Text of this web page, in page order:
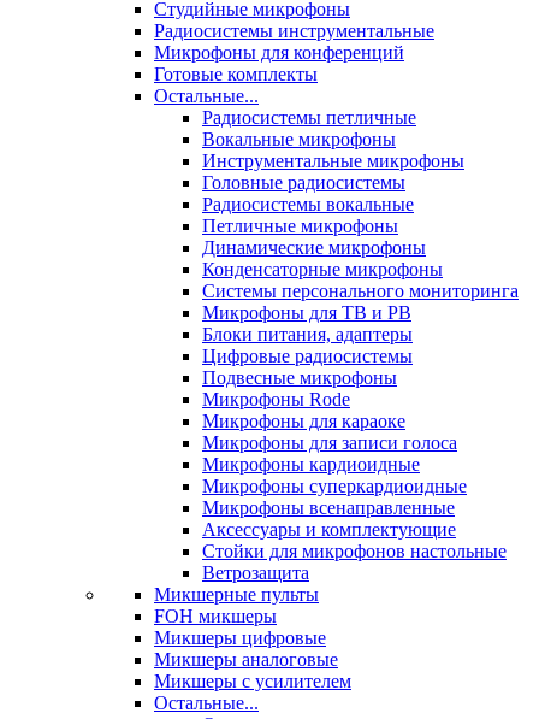
Студийные микрофоны
Радиосистемы инструментальные
Микрофоны для конференций
Готовые комплекты
Остальные...
Радиосистемы петличные
Вокальные микрофоны
Инструментальные микрофоны
Головные радиосистемы
Радиосистемы вокальные
Петличные микрофоны
Динамические микрофоны
Конденсаторные микрофоны
Системы персонального мониторинга
Микрофоны для ТВ и РВ
Блоки питания, адаптеры
Цифровые радиосистемы
Подвесные микрофоны
Микрофоны Rode
Микрофоны для караоке
Микрофоны для записи голоса
Микрофоны кардиоидные
Микрофоны суперкардиоидные
Микрофоны всенаправленные
Аксессуары и комплектующие
Стойки для микрофонов настольные
Ветрозащита
Микшерные пульты
FOH микшеры
Микшеры цифровые
Микшеры аналоговые
Микшеры с усилителем
Остальные...